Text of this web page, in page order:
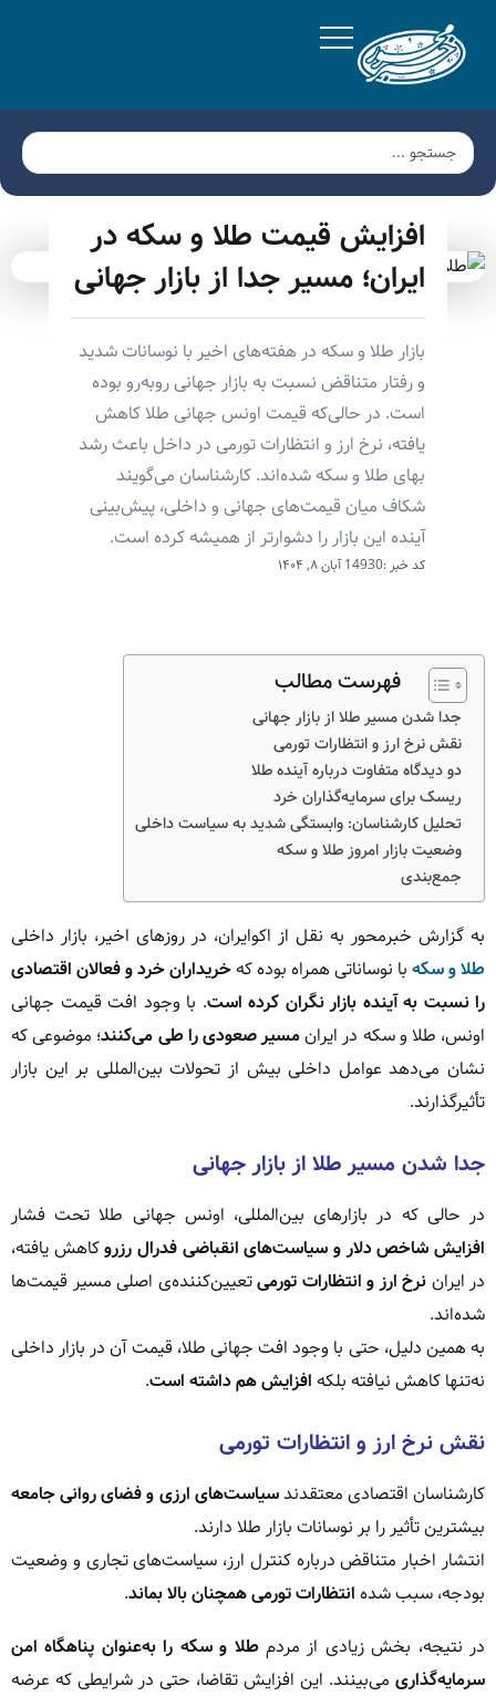
افزایش قیمت طلا و سکه در
ایران؛ مسیر جدا از بازار جهانی
بازار طلا و سکه در هفته‌های اخیر با نوسانات شدید
و رفتار متناقض نسبت به بازار جهانی روبه‌رو بوده
است. در حالی‌که قیمت اونس جهانی طلا کاهش
یافته، نرخ ارز و انتظارات تورمی در داخل باعث رشد
بهای طلا و سکه شده‌اند. کارشناسان می‌گویند
شکاف میان قیمت‌های جهانی و داخلی، پیش‌بینی
آینده این بازار را دشوارتر از همیشه کرده است.
کد خبر :14930 آبان ۸, ۱۴۰۴
فهرست مطالب
جدا شدن مسیر طلا از بازار جهانی
نقش نرخ ارز و انتظارات تورمی
دو دیدگاه متفاوت درباره آینده طلا
ریسک برای سرمایه‌گذاران خرد
تحلیل کارشناسان: وابستگی شدید به سیاست داخلی
وضعیت بازار امروز طلا و سکه
جمع‌بندی
به گزارش خبرمحور به نقل از اکوایران، در روزهای اخیر، بازار داخلی
طلا و سکه با نوساناتی همراه بوده کهخریداران خرد و فعالان اقتصادی
را نسبت به آینده بازار نگران کرده است. با وجود افت قیمت جهانی
اونس، طلا و سکه در ایرانمسیر صعودی را طی می‌کنند؛ موضوعی که
نشان می‌دهد عوامل داخلی بیش از تحولات بین‌المللی بر این بازار
تأثیرگذارند.
جدا شدن مسیر طلا از بازار جهانی
در حالی که در بازارهای بین‌المللی، اونس جهانی طلا تحت فشار
افزایش شاخص دلار و سیاست‌های انقباضی فدرال رزروکاهش یافته،
در ایران نرخ ارز و انتظارات تورمیتعیین‌کننده‌ی اصلی مسیر قیمت‌ها
شده‌اند.
به همین دلیل، حتی با وجود افت جهانی طلا، قیمت آن در بازار داخلی
نه‌تنها کاهش نیافته بلکه افزایش هم داشته است.
نقش نرخ ارز و انتظارات تورمی
کارشناسان اقتصادی معتقدندسیاست‌های ارزی و فضای روانی جامعه
بیشترین تأثیر را بر نوسانات بازار طلا دارند.
انتشار اخبار متناقض درباره کنترل ارز، سیاست‌های تجاری و وضعیت
بودجه، سبب شده انتظارات تورمی همچنان بالا بماند.
در نتیجه، بخش زیادی از مردم طلا و سکه را به‌عنوان پناهگاه امن
سرمایه‌گذاری می‌بینند. این افزایش تقاضا، حتی در شرایطی که عرضه